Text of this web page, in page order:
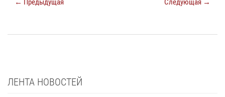
← Предыдущая Следующая →
ЛЕНТА НОВОСТЕЙ